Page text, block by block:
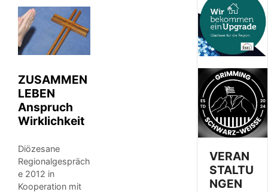
ZUSAMMEN
LEBEN
Anspruch
Wirklichkeit
Diözesane
Regionalgespräch
e 2012 in
Kooperation mit
VERAN
STALTU
NGEN